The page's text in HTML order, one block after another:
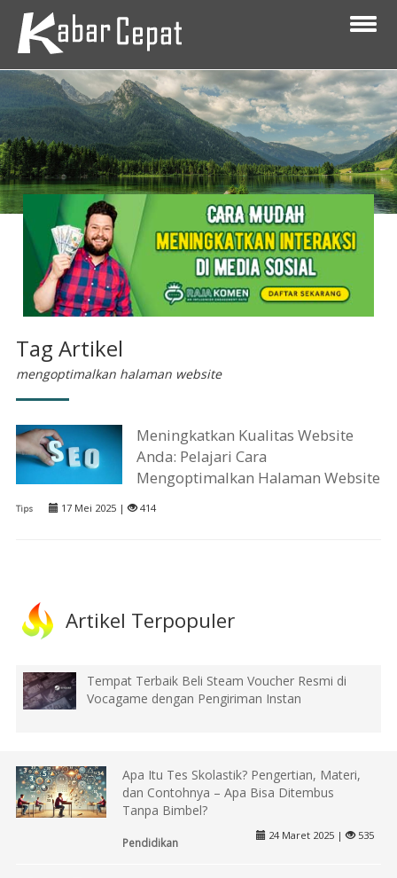
Tag Artikel
mengoptimalkan halaman website
Meningkatkan Kualitas Website
Anda: Pelajari Cara
Mengoptimalkan Halaman Website
Tips 17 Mei 2025 | 414
Artikel Terpopuler
Tempat Terbaik Beli Steam Voucher Resmi di
Vocagame dengan Pengiriman Instan
Apa Itu Tes Skolastik? Pengertian, Materi,
dan Contohnya – Apa Bisa Ditembus
Tanpa Bimbel?
Pendidikan
24 Maret 2025 | 535